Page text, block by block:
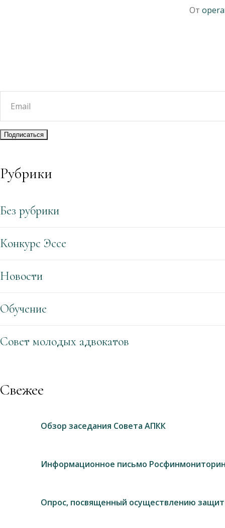
От
Рубрики
Без рубрики
Конкурс Эссе
Новости
Обучение
Совет молодых адвокатов
Свежее
Обзор заседания Совета АПКК
Информационное письмо
Опрос, посвященный осуществлению